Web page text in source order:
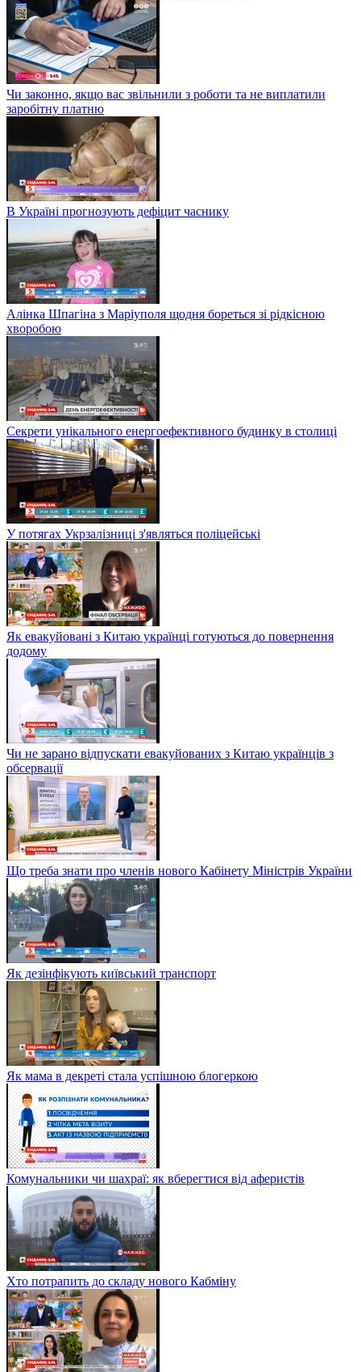
Чи законно, якщо вас звільнили з роботи та не виплатили
заробітну платню
В Україні прогнозують дефіцит часнику
Алінка Шпагіна з Маріуполя щодня бореться зі рідкісною
хворобою
Секрети унікального енергоефективного будинку в столиці
У потягах Укрзалізниці з'являться поліцейські
Як евакуйовані з Китаю українці готуються до повернення
додому
Чи не зарано відпускати евакуйованих з Китаю українців з
обсервації
Що треба знати про членів нового Кабінету Міністрів України
Як дезінфікують київський транспорт
Як мама в декреті стала успішною блогеркою
Комунальники чи шахраї: як вберегтися від аферистів
Хто потрапить до складу нового Кабміну